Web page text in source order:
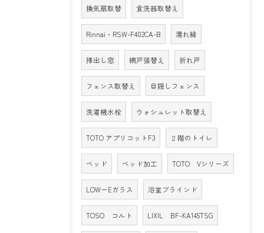
換気扇取替 食洗器取替え
Rinnai・RSW-F402CA-B 濡れ縁
掃出し窓 網戸張替え 折れ戸
フェンス取替え 目隠しフェンス
洗濯機水栓 ウォシュレット取替え
TOTO アプリコットF3 ２階のトイレ
ベッド ベッド加工 TOTO Vシリーズ
LOW－Eガラス 浴室ブラインド
TOSO コルト LIXIL BF-KA145TSG